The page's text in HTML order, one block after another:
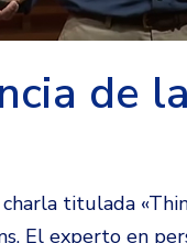
de
titulada
El experto en